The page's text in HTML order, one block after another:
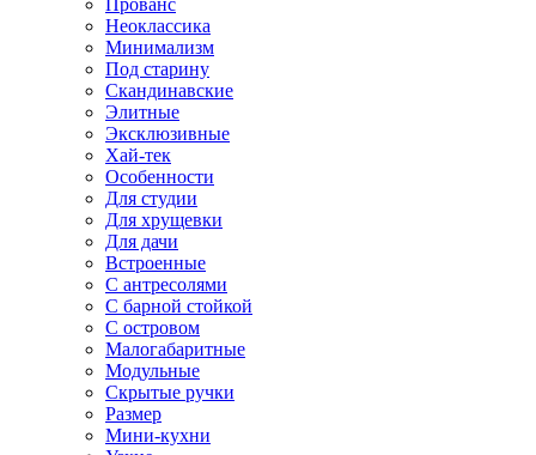
Прованс
Неоклассика
Минимализм
Под старину
Скандинавские
Элитные
Эксклюзивные
Хай-тек
Особенности
Для студии
Для хрущевки
Для дачи
Встроенные
С антресолями
С барной стойкой
С островом
Малогабаритные
Модульные
Скрытые ручки
Размер
Мини-кухни